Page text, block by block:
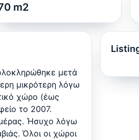
m2
μετά
μικρότερη λόγω
χώρο (έως
το 2007.
Ήσυχο λόγω
Όλοι οι χώροι